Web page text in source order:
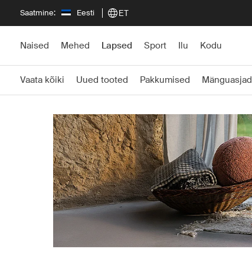
Saatmine: Eesti ET
Naised Mehed Lapsed Sport Ilu Kodu
Vaata kõiki Uued tooted Pakkumised Mänguasjad